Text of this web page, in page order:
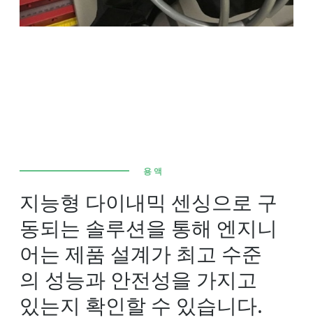
용액
지능형 다이내믹 센싱으로 구
동되는 솔루션을 통해 엔지니
어는 제품 설계가 최고 수준
의 성능과 안전성을 가지고
있는지 확인할 수 있습니다.